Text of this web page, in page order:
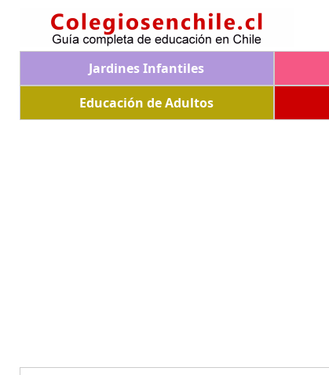
Jardines Infantiles
Educación de Adultos